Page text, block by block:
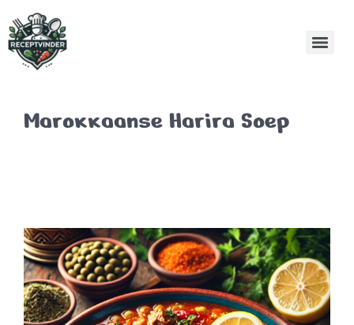
Marokkaanse Harira Soep